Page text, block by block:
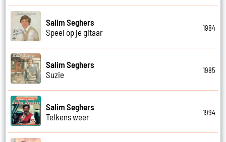
Salim Seghers
Speel op je gitaar
1984
Salim Seghers
Suzie
1985
Salim Seghers
Telkens weer
1994